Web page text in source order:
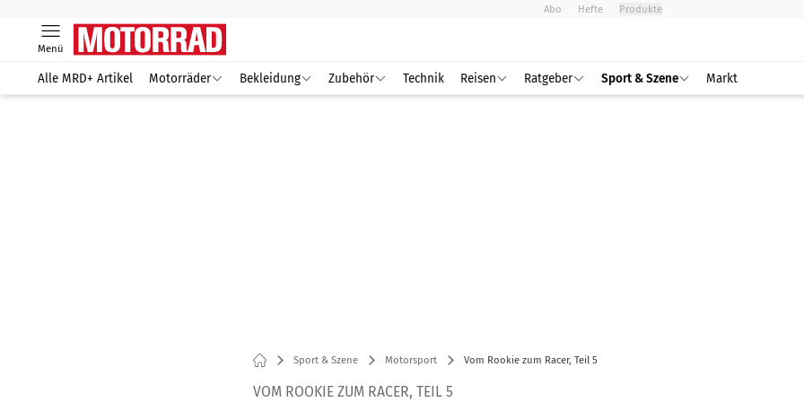
Abo Hefte Produkte
Menü
Alle MRD+ Artikel Motorräder Bekleidung Zubehör Technik Reisen Ratgeber Sport & Szene Markt
Sport & Szene Motorsport Vom Rookie zum Racer, Teil 5
VOM ROOKIE ZUM RACER, TEIL 5